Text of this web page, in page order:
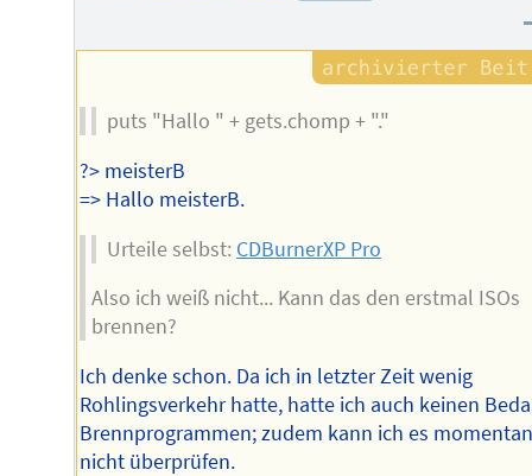
puts "Hallo " + gets.chomp + "."
?> meisterB
=> Hallo meisterB.
Urteile selbst: CDBurnerXP Pro
Also ich weiß nicht... Kann das den erstmal ISOs
brennen?
Ich denke schon. Da ich in letzter Zeit wenig
Rohlingsverkehr hatte, hatte ich auch keinen
Brennprogrammen; zudem kann ich es
nicht überprüfen.